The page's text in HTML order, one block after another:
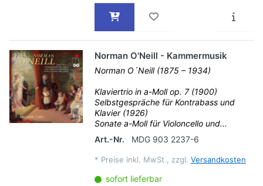
Norman O'Neill - Kammermusik
Norman O´Neill (1875 – 1934)
Klaviertrio in a-Moll op. 7 (1900)
Selbstgespräche für Kontrabass und
Klavier (1926)
Sonate a-Moll für Violoncello und...
Art.-Nr.
MDG 903 2237-6
* Preise inkl. MwSt., zzgl. Versandkosten
sofort lieferbar